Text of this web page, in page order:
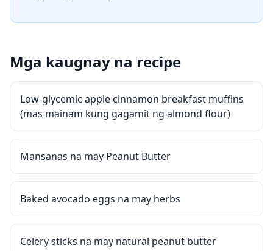
Mga kaugnay na recipe
Low-glycemic apple cinnamon breakfast muffins
(mas mainam kung gagamit ng almond flour)
Mansanas na may Peanut Butter
Baked avocado eggs na may herbs
Celery sticks na may natural peanut butter